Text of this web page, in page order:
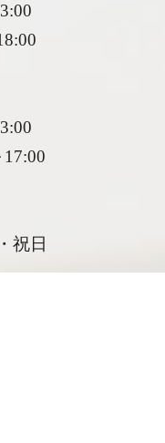
17:00
祝日